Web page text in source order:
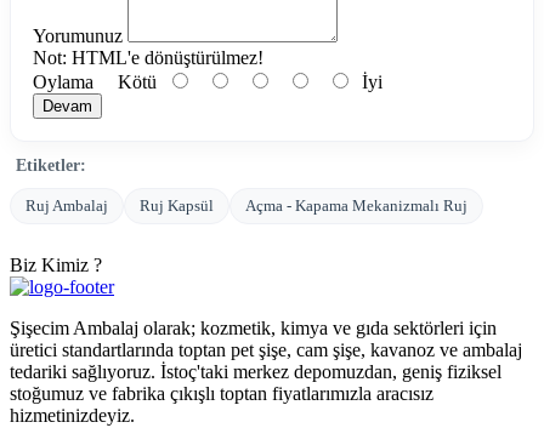
Yorumunuz
Not: HTML'e dönüştürülmez!
Oylama Kötü İyi
Devam
Etiketler:
Ruj Ambalaj Ruj Kapsül Açma - Kapama Mekanizmalı Ruj
Biz Kimiz ?
Şişecim Ambalaj olarak; kozmetik, kimya ve gıda sektörleri için
üretici standartlarında toptan pet şişe, cam şişe, kavanoz ve ambalaj
tedariki sağlıyoruz. İstoç'taki merkez depomuzdan, geniş fiziksel
stoğumuz ve fabrika çıkışlı toptan fiyatlarımızla aracısız
hizmetinizdeyiz.